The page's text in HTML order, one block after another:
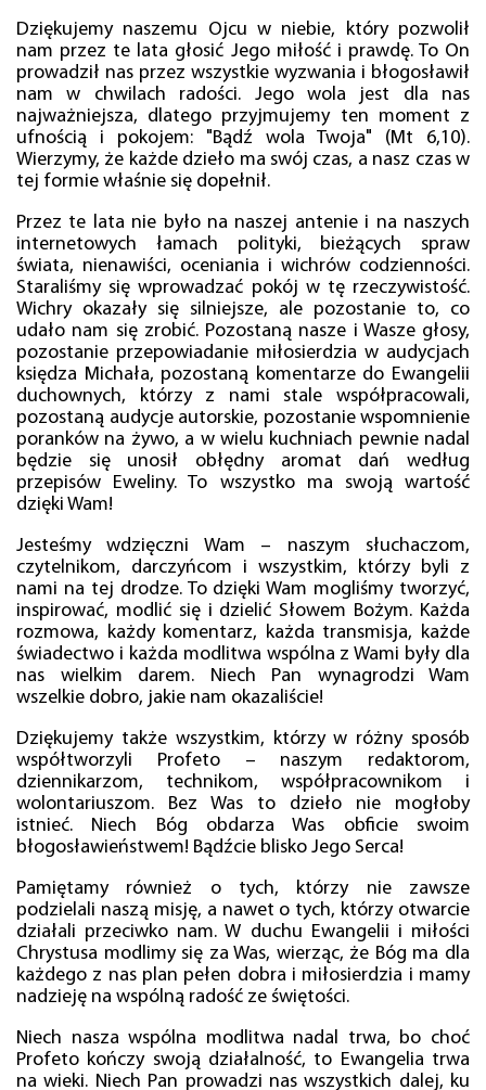
Dziękujemy naszemu Ojcu w niebie, który pozwolił
nam przez te lata głosić Jego miłość i prawdę. To On
prowadził nas przez wszystkie wyzwania i błogosławił
nam w chwilach radości. Jego wola jest dla nas
najważniejsza, dlatego przyjmujemy ten moment z
ufnością i pokojem: "Bądź wola Twoja" (Mt 6,10).
Wierzymy, że każde dzieło ma swój czas, a nasz czas w
tej formie właśnie się dopełnił.
Przez te lata nie było na naszej antenie i na naszych
internetowych łamach polityki, bieżących spraw
świata, nienawiści, oceniania i wichrów codzienności.
Staraliśmy się wprowadzać pokój w tę rzeczywistość.
Wichry okazały się silniejsze, ale pozostanie to, co
udało nam się zrobić. Pozostaną nasze i Wasze głosy,
pozostanie przepowiadanie miłosierdzia w audycjach
księdza Michała, pozostaną komentarze do Ewangelii
duchownych, którzy z nami stale współpracowali,
pozostaną audycje autorskie, pozostanie wspomnienie
poranków na żywo, a w wielu kuchniach pewnie nadal
będzie się unosił obłędny aromat dań według
przepisów Eweliny. To wszystko ma swoją wartość
dzięki Wam!
Jesteśmy wdzięczni Wam – naszym słuchaczom,
czytelnikom, darczyńcom i wszystkim, którzy byli z
nami na tej drodze. To dzięki Wam mogliśmy tworzyć,
inspirować, modlić się i dzielić Słowem Bożym. Każda
rozmowa, każdy komentarz, każda transmisja, każde
świadectwo i każda modlitwa wspólna z Wami były dla
nas wielkim darem. Niech Pan wynagrodzi Wam
wszelkie dobro, jakie nam okazaliście!
Dziękujemy także wszystkim, którzy w różny sposób
współtworzyli Profeto – naszym redaktorom,
dziennikarzom, technikom, współpracownikom i
wolontariuszom. Bez Was to dzieło nie mogłoby
istnieć. Niech Bóg obdarza Was obficie swoim
błogosławieństwem! Bądźcie blisko Jego Serca!
Pamiętamy również o tych, którzy nie zawsze
podzielali naszą misję, a nawet o tych, którzy otwarcie
działali przeciwko nam. W duchu Ewangelii i miłości
Chrystusa modlimy się za Was, wierząc, że Bóg ma dla
każdego z nas plan pełen dobra i miłosierdzia i mamy
nadzieję na wspólną radość ze świętości.
Niech nasza wspólna modlitwa nadal trwa, bo choć
Profeto kończy swoją działalność, to Ewangelia trwa
na wieki. Niech Pan prowadzi nas wszystkich dalej, ku